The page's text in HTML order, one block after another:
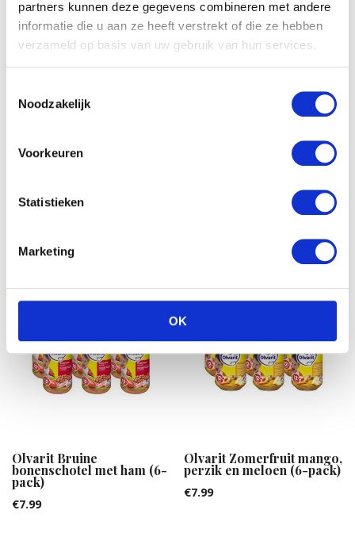
partners kunnen deze gegevens combineren met andere
informatie die u aan ze heeft verstrekt of die ze hebben
verzameld op basis van uw gebruik van hun services.
Noodzakelijk
Voorkeuren
Statistieken
Marketing
OK
Olvarit Menu voor kindjes
vanaf 6 maanden met de
kindjes vanaf 15 maanden
Olvarit Bruine
bonenschotel met ham (6-
pack)
€7.99
Olvarit Zomerfruit mango,
perzik en meloen (6-pack)
€7.99